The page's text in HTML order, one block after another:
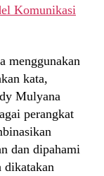
Komunikasi
menggunakan
kata,
Mulyana
perangkat
dan dipahami
dikatakan